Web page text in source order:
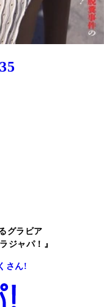
グラビア
ジャパ！』
さん!